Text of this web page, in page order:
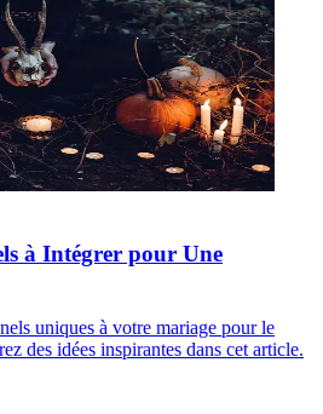
à Intégrer pour Une
uniques à votre mariage pour le
des idées inspirantes dans cet article.